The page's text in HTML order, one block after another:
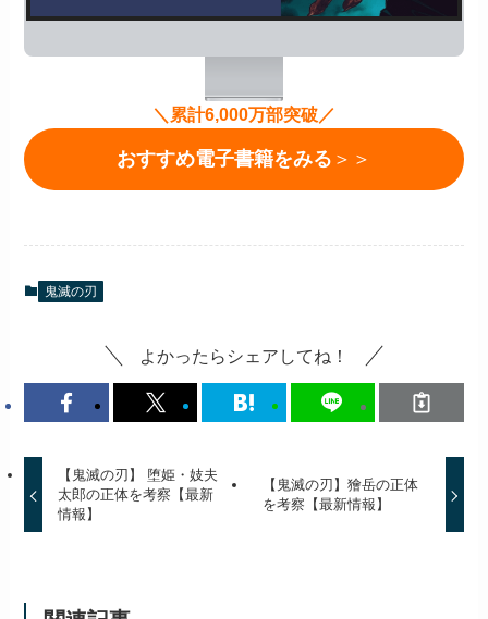
＼累計6,000万部突破／
おすすめ電子書籍をみる ＞＞
鬼滅の刃
よかったらシェアしてね！
【鬼滅の刃】 堕姫・妓夫
太郎の正体を考察【最新
情報】
【鬼滅の刃】獪岳の正体
を考察【最新情報】